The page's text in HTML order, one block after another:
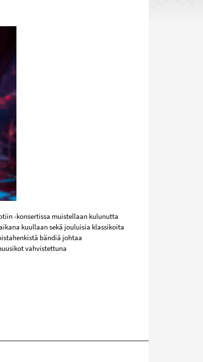
-konsertissa muistellaan kulunutta
kuullaan sekä jouluisia klassikoita
bändiä johtaa
vahvistettuna